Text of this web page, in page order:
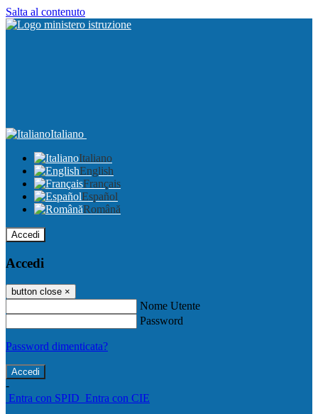
Salta al contenuto
Italiano
Italiano
English
Français
Español
Română
Accedi
Accedi
button close ×
Nome Utente
Password
Password dimenticata?
-
Entra con SPID Entra con CIE